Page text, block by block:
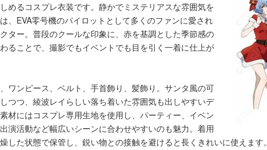
めるコスプレ衣装です。静かでミステリアスな雰囲気を
、EVA零号機のパイロットとして多くのファンに愛され
ター。普段のクールな印象に、赤を基調とした季節感の
ることで、撮影でもイベントでも目を引く一着に仕上が
ワンピース、ベルト、手首飾り、髪飾り。サンタ風の可
つつ、綾波レイらしい落ち着いた雰囲気も出しやすいデ
材にはコスプレ専用生地を使用し、パーティー、イベン
演活動など幅広いシーンに合わせやすいのも魅力。着用
した状態で保管し、鋭い物との接触を避けると長くきれいに使えます。